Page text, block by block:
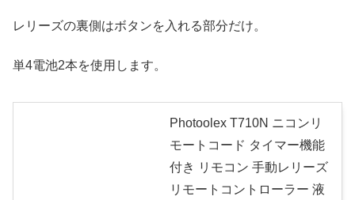
レリーズの裏側はボタンを入れる部分だけ。
単4電池2本を使用します。
Photoolex T710N ニコンリ
モートコード タイマー機能
付き リモコン 手動レリーズ
リモートコントローラー 液